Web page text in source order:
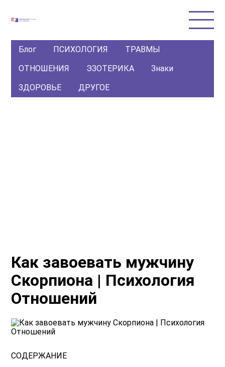
Блог ПСИХОЛОГИЯ
ТРАВМЫ
ОТНОШЕНИЯ
ЭЗОТЕРИКА
Знаки
ЗДОРОВЬЕ
ДРУГОЕ
Как завоевать мужчину
Скорпиона | Психология
Отношений
СОДЕРЖАНИЕ